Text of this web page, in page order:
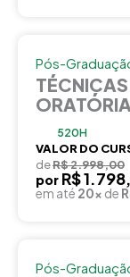
Pós-
ORATÓRIA
520H
VALOR DO
deR$ 2.998,00
por R$
em até 20x de
Pós-